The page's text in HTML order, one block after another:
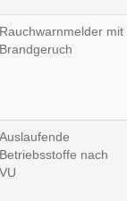
Rauchwarnmelder mit
Brandgeruch
Auslaufende
Betriebsstoffe nach
VU